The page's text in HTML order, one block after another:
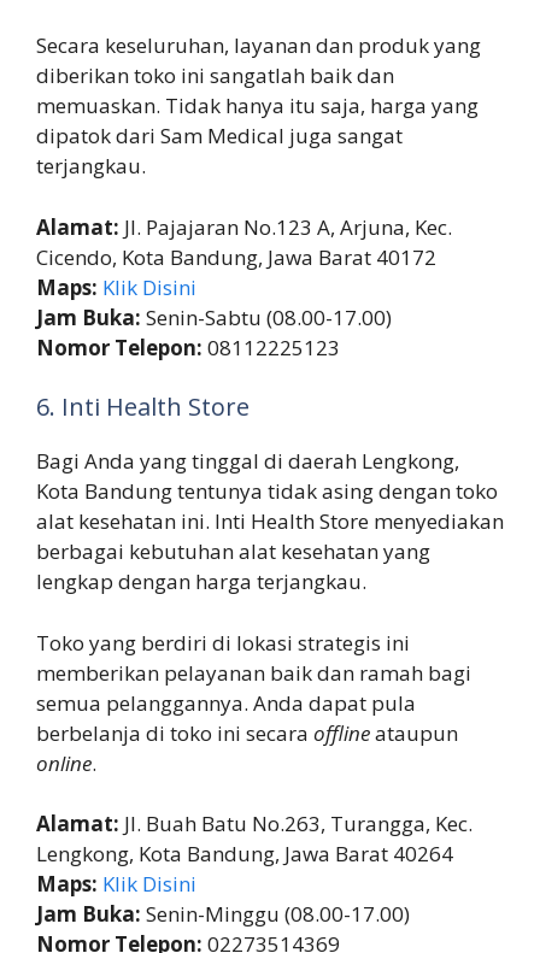
Secara keseluruhan, layanan dan produk yang
diberikan toko ini sangatlah baik dan
memuaskan. Tidak hanya itu saja, harga yang
dipatok dari Sam Medical juga sangat
terjangkau.
Alamat: Jl. Pajajaran No.123 A, Arjuna, Kec.
Cicendo, Kota Bandung, Jawa Barat 40172
Maps: Klik Disini
Jam Buka: Senin-Sabtu (08.00-17.00)
Nomor Telepon: 08112225123
6. Inti Health Store
Bagi Anda yang tinggal di daerah Lengkong,
Kota Bandung tentunya tidak asing dengan toko
alat kesehatan ini. Inti Health Store menyediakan
berbagai kebutuhan alat kesehatan yang
lengkap dengan harga terjangkau.
Toko yang berdiri di lokasi strategis ini
memberikan pelayanan baik dan ramah bagi
semua pelanggannya. Anda dapat pula
berbelanja di toko ini secara offlineataupun
online.
Alamat: Jl. Buah Batu No.263, Turangga, Kec.
Lengkong, Kota Bandung, Jawa Barat 40264
Maps: Klik Disini
Jam Buka: Senin-Minggu (08.00-17.00)
Nomor Telepon: 02273514369